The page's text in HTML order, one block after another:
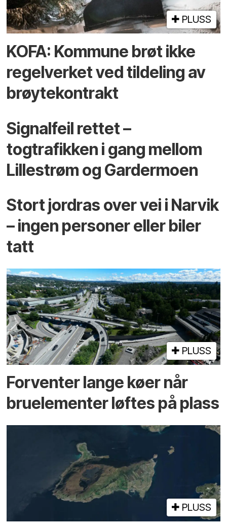
PLUSS
KOFA: Kommune brøt ikke
regelverket ved tildeling av
brøytekontrakt
Signalfeil rettet –
togtrafikken i gang mellom
Lillestrøm og Gardermoen
Stort jordras over vei i Narvik
– ingen personer eller biler
tatt
PLUSS
Forventer lange køer når
bru­elementer løftes på plass
PLUSS